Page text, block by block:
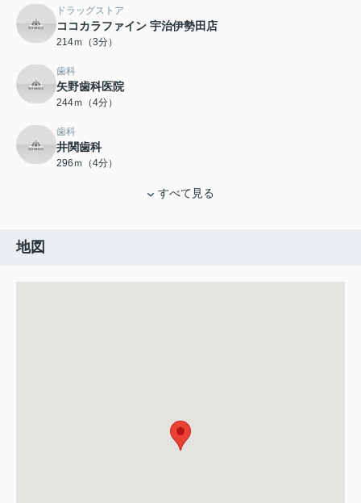
ドラッグストア
ココカラファイン 宇治伊勢田店
214ｍ（3分）
歯科
矢野歯科医院
244ｍ（4分）
歯科
井関歯科
296ｍ（4分）
すべて見る
地図